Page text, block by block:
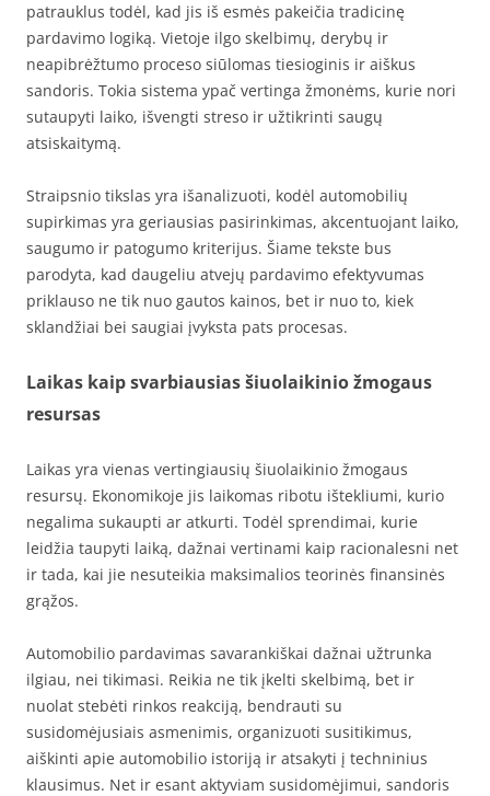
patrauklus todėl, kad jis iš esmės pakeičia tradicinę
pardavimo logiką. Vietoje ilgo skelbimų, derybų ir
neapibrėžtumo proceso siūlomas tiesioginis ir aiškus
sandoris. Tokia sistema ypač vertinga žmonėms, kurie nori
sutaupyti laiko, išvengti streso ir užtikrinti saugų
atsiskaitymą.
Straipsnio tikslas yra išanalizuoti, kodėl automobilių
supirkimas yra geriausias pasirinkimas, akcentuojant laiko,
saugumo ir patogumo kriterijus. Šiame tekste bus
parodyta, kad daugeliu atvejų pardavimo efektyvumas
priklauso ne tik nuo gautos kainos, bet ir nuo to, kiek
sklandžiai bei saugiai įvyksta pats procesas.
Laikas kaip svarbiausias šiuolaikinio žmogaus
resursas
Laikas yra vienas vertingiausių šiuolaikinio žmogaus
resursų. Ekonomikoje jis laikomas ribotu ištekliumi, kurio
negalima sukaupti ar atkurti. Todėl sprendimai, kurie
leidžia taupyti laiką, dažnai vertinami kaip racionalesni net
ir tada, kai jie nesuteikia maksimalios teorinės finansinės
grąžos.
Automobilio pardavimas savarankiškai dažnai užtrunka
ilgiau, nei tikimasi. Reikia ne tik įkelti skelbimą, bet ir
nuolat stebėti rinkos reakciją, bendrauti su
susidomėjusiais asmenimis, organizuoti susitikimus,
aiškinti apie automobilio istoriją ir atsakyti į techninius
klausimus. Net ir esant aktyviam susidomėjimui, sandoris